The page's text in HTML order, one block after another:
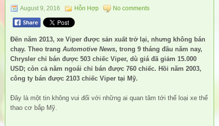
August 9, 2016 Hỗn Hợp No comments
Đến năm 2013, xe Viper được sản xuất trở lại, nhưng không bán
chạy. Theo trang Automotive News, trong 9 tháng đầu năm nay,
Chrysler chỉ bán được 503 chiếc Viper, dù giá đã giảm 15.000
USD; còn cả năm ngoái chỉ bán được 760 chiếc. Hồi năm 2003,
công ty bán được 2103 chiếc Viper tại Mỹ.
Đây là một tin không vui đối với những ai quan tâm tới thể loại xe thể
thao cơ bắp Mỹ.